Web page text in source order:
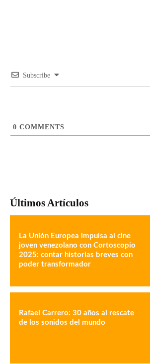
Subscribe
0 COMMENTS
Últimos Artículos
La Unión Europea impulsa al cine
joven venezolano con Cortoscopio
2025: contar historias breves con
poder transformador
Rafael Carrero: 30 años al rescate
de los sonidos del mundo